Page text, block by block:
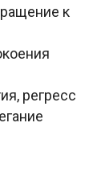
к
регресс